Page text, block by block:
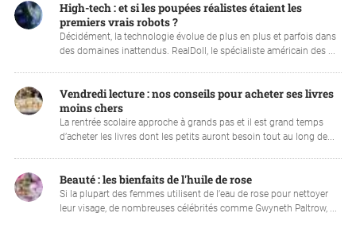
High-tech : et si les poupées réalistes étaient les
premiers vrais robots ?
Décidément, la technologie évolue de plus en plus et parfois dans
des domaines inattendus. RealDoll, le spécialiste américain des ...
Vendredi lecture : nos conseils pour acheter ses livres
moins chers
La rentrée scolaire approche à grands pas et il est grand temps
d’acheter les livres dont les petits auront besoin tout au long de...
Beauté : les bienfaits de l'huile de rose
Si la plupart des femmes utilisent de l’eau de rose pour nettoyer
leur visage, de nombreuses célébrités comme Gwyneth Paltrow, ...